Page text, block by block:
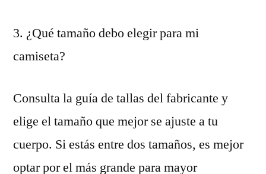
3. ¿Qué tamaño debo elegir para mi
camiseta?
Consulta la guía de tallas del fabricante y
elige el tamaño que mejor se ajuste a tu
cuerpo. Si estás entre dos tamaños, es mejor
optar por el más grande para mayor